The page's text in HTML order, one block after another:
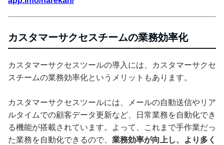
カスタマーサクセスチームの業務効率化
カスタマーサクセスツールの導入には、カスタマーサクセ
スチームの業務効率化というメリットもあります。
カスタマーサクセスツールには、メールの自動送信やリア
ルタイムでの顧客データ更新など、日常業務を自動化でき
る機能が搭載されています。よって、これまで手作業だっ
た業務を自動化できるので、 業務効率が向上し、より多く